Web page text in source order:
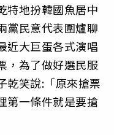
特地扮韓國魚居中
黨民意代表圍爐聊
近大巨蛋各式演唱
，為了做好選民服
乾笑說:「原來搶票
第一條件就是要搶